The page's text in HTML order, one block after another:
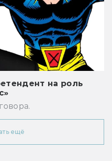
на роль
ещё